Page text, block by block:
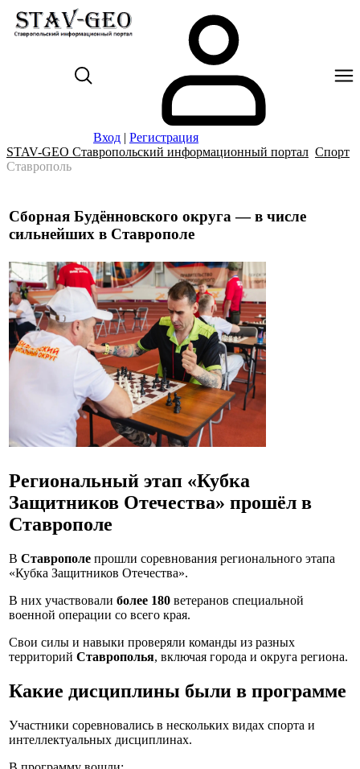
Вход | Регистрация
STAV-GEO Ставропольский информационный портал Спорт
Ставрополь
Сборная Будённовского округа — в числе
сильнейших в Ставрополе
Региональный этап «Кубка
Защитников Отечества» прошёл в
Ставрополе
В Ставрополе прошли соревнования регионального этапа
«Кубка Защитников Отечества».
В них участвовали более 180 ветеранов специальной
военной операции со всего края.
Свои силы и навыки проверяли команды из разных
территорий Ставрополья, включая города и округа региона.
Какие дисциплины были в программе
Участники соревновались в нескольких видах спорта и
интеллектуальных дисциплинах.